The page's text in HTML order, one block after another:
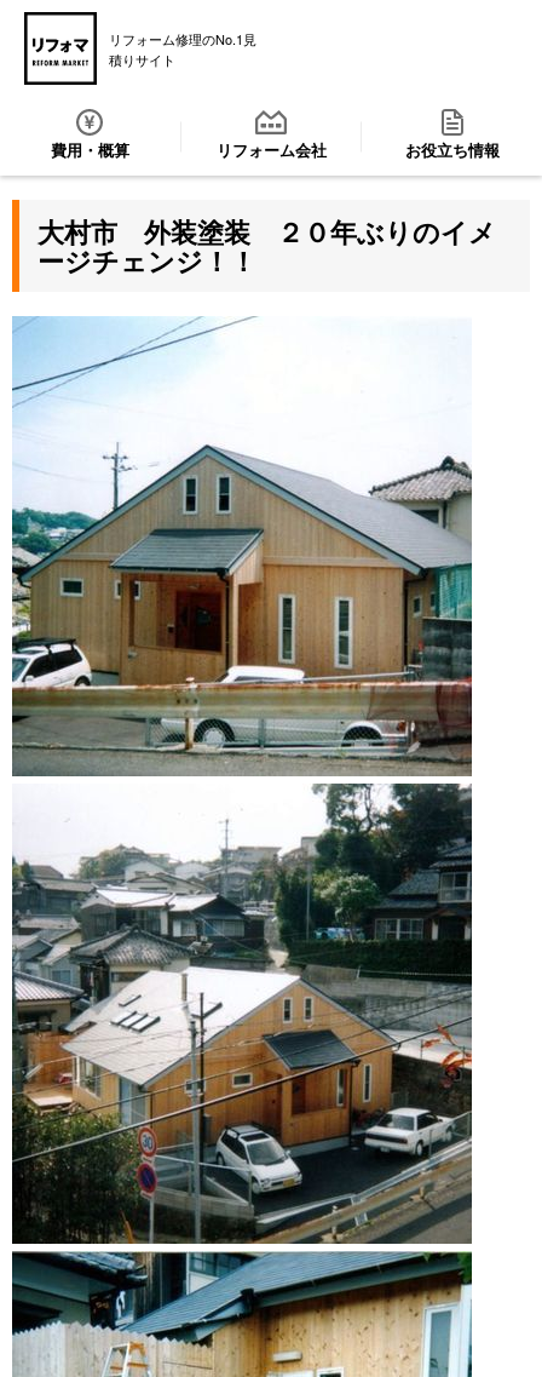
リフォーム修理のNo.1見
積りサイト
費用・概算 リフォーム会社 お役立ち情報
大村市 外装塗装 ２０年ぶりのイメ
ージチェンジ！！